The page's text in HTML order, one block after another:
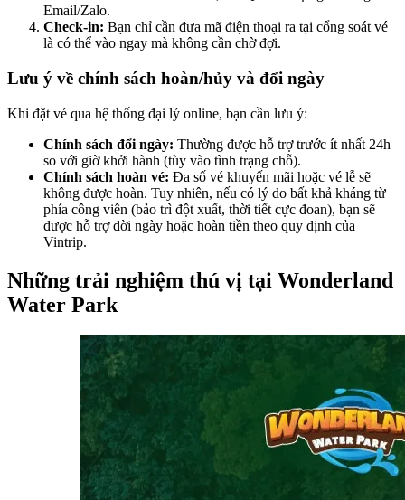
Email/Zalo.
Check-in: Bạn chỉ cần đưa mã điện thoại ra tại cổng soát vé
là có thể vào ngay mà không cần chờ đợi.
Lưu ý về chính sách hoàn/hủy và đổi ngày
Khi đặt vé qua hệ thống đại lý online, bạn cần lưu ý:
Chính sách đổi ngày: Thường được hỗ trợ trước ít nhất 24h
so với giờ khởi hành (tùy vào tình trạng chỗ).
Chính sách hoàn vé: Đa số vé khuyến mãi hoặc vé lễ sẽ
không được hoàn. Tuy nhiên, nếu có lý do bất khả kháng từ
phía công viên (bảo trì đột xuất, thời tiết cực đoan), bạn sẽ
được hỗ trợ dời ngày hoặc hoàn tiền theo quy định của
Vintrip.
Những trải nghiệm thú vị tại Wonderland
Water Park